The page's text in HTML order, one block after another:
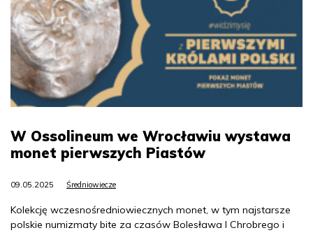
W Ossolineum we Wrocławiu wystawa
monet pierwszych Piastów
09.05.2025 Średniowiecze
Kolekcję wczesnośredniowiecznych monet, w tym najstarsze
polskie numizmaty bite za czasów Bolesława I Chrobrego i